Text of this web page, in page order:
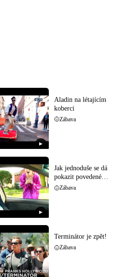
▶
Aladin na létajícím
koberci
Zábava
▶
Jak jednoduše se dá
pokazit povedené
rande
Zábava
Terminátor je zpět!
Zábava